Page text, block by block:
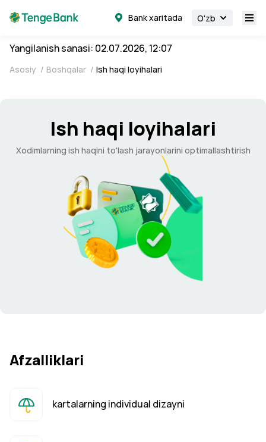
Bank xaritada O'zb
Yangilanish sanasi: 02.07.2026, 12:07
Asosiy / Boshqalar / Ish haqi loyihalari
Ish haqi loyihalari
Xodimlarning ish haqini to'lash jarayonlarini optimallashtirish
Afzalliklari
kartalarning individual dizayni